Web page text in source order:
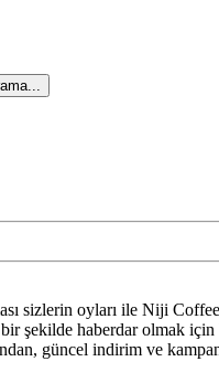
sizlerin oyları ile Niji
şekilde haberdar olmak için
güncel indirim ve